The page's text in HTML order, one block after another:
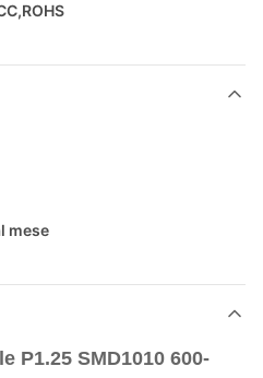
mese
P1.25 SMD1010 600-